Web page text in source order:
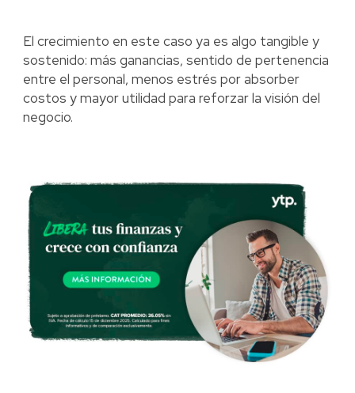
El crecimiento en este caso ya es algo tangible y
sostenido: más ganancias, sentido de pertenencia
entre el personal, menos estrés por absorber
costos y mayor utilidad para reforzar la visión del
negocio.